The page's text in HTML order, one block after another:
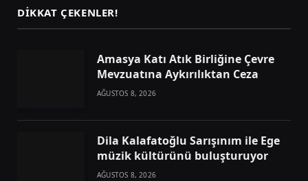
DIKKAT ÇEKENLER!
Amasya Katı Atık Birliğine Çevre
Mevzuatına Aykırılıktan Ceza
AĞUSTOS 8, 2026
Dila Kalafatoğlu Sarışınım ile Ege
müzik kültürünü buluşturuyor
AĞUSTOS 8, 2026